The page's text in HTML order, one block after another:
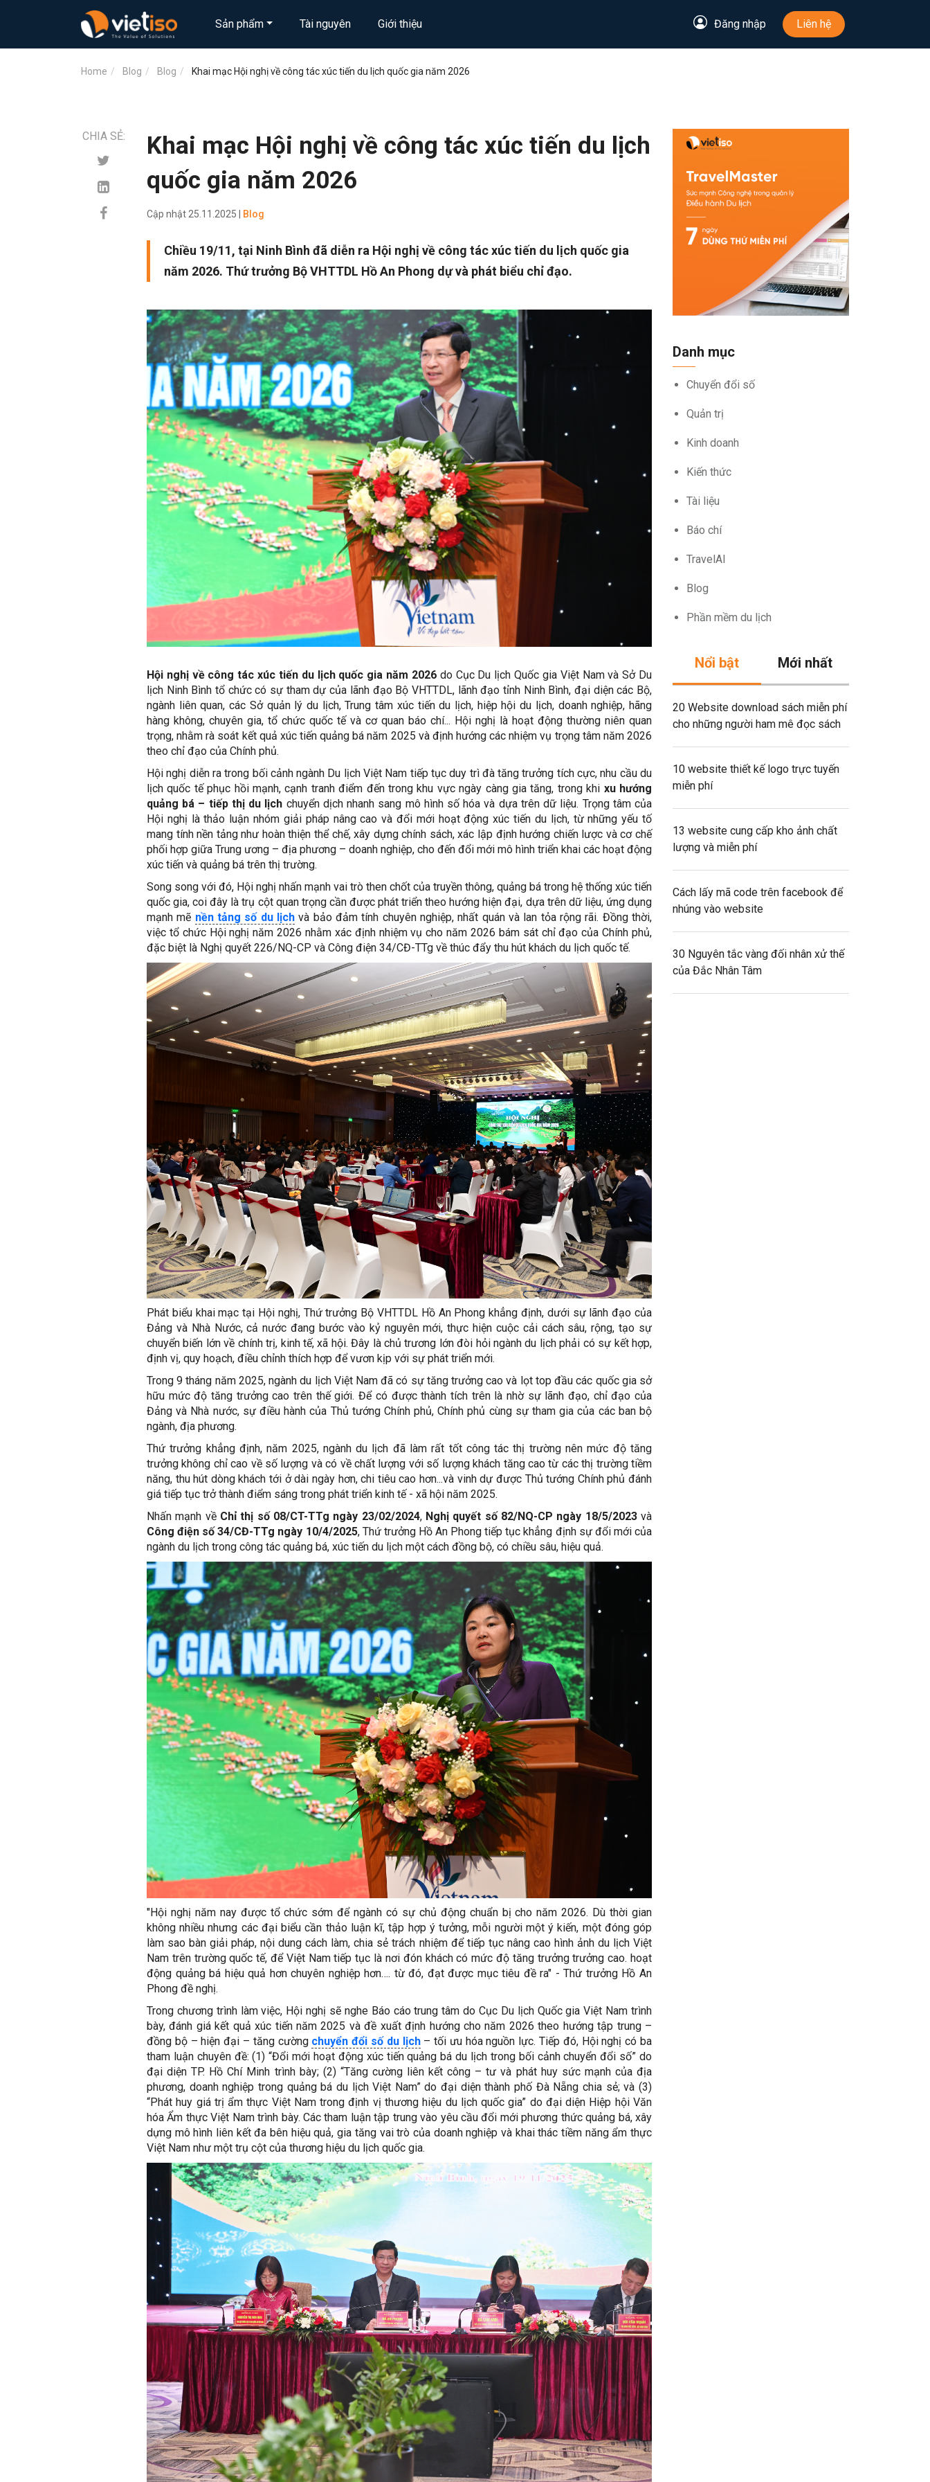
Sản phẩm Tài nguyên Giới thiệu Đăng nhập Liên hệ
Home Blog Blog Khai mạc Hội nghị về công tác xúc tiến du lịch quốc gia năm 2026
CHIA SẺ:
Khai mạc Hội nghị về công tác xúc tiến du lịch
quốc gia năm 2026
Cập nhật 25.11.2025 | Blog
Chiều 19/11, tại Ninh Bình đã diễn ra Hội nghị về công tác xúc tiến du lịch quốc gia
năm 2026. Thứ trưởng Bộ VHTTDL Hồ An Phong dự và phát biểu chỉ đạo.
Hội nghị về công tác xúc tiến du lịch quốc gia năm 2026do Cục Du lịch Quốc gia Việt Nam và Sở Du
lịch Ninh Bình tổ chức có sự tham dự của lãnh đạo Bộ VHTTDL, lãnh đạo tỉnh Ninh Bình, đại diện các Bộ,
ngành liên quan, các Sở quản lý du lịch, Trung tâm xúc tiến du lịch, hiệp hội du lịch, doanh nghiệp, hãng
hàng không, chuyên gia, tổ chức quốc tế và cơ quan báo chí... Hội nghị là hoạt động thường niên quan
trọng, nhằm rà soát kết quả xúc tiến quảng bá năm 2025 và định hướng các nhiệm vụ trọng tâm năm 2026
theo chỉ đạo của Chính phủ.
Hội nghị diễn ra trong bối cảnh ngành Du lịch Việt Nam tiếp tục duy trì đà tăng trưởng tích cực, nhu cầu du
lịch quốc tế phục hồi mạnh, cạnh tranh điểm đến trong khu vực ngày càng gia tăng, trong khi xu hướng
quảng bá – tiếp thị du lịch chuyển dịch nhanh sang mô hình số hóa và dựa trên dữ liệu. Trọng tâm của
Hội nghị là thảo luận nhóm giải pháp nâng cao và đổi mới hoạt động xúc tiến du lịch, từ những yếu tố
mang tính nền tảng như hoàn thiện thể chế, xây dựng chính sách, xác lập định hướng chiến lược và cơ chế
phối hợp giữa Trung ương – địa phương – doanh nghiệp, cho đến đổi mới mô hình triển khai các hoạt động
xúc tiến và quảng bá trên thị trường.
Song song với đó, Hội nghị nhấn mạnh vai trò then chốt của truyền thông, quảng bá trong hệ thống xúc tiến
quốc gia, coi đây là trụ cột quan trọng cần được phát triển theo hướng hiện đại, dựa trên dữ liệu, ứng dụng
mạnh mẽ nền tảng số du lịch và bảo đảm tính chuyên nghiệp, nhất quán và lan tỏa rộng rãi. Đồng thời,
việc tổ chức Hội nghị năm 2026 nhằm xác định nhiệm vụ cho năm 2026 bám sát chỉ đạo của Chính phủ,
đặc biệt là Nghị quyết 226/NQ-CP và Công điện 34/CĐ-TTg về thúc đẩy thu hút khách du lịch quốc tế.
Phát biểu khai mạc tại Hội nghị, Thứ trưởng Bộ VHTTDL Hồ An Phong khẳng định, dưới sự lãnh đạo của
Đảng và Nhà Nước, cả nước đang bước vào kỷ nguyên mới, thực hiện cuộc cải cách sâu, rộng, tạo sự
chuyển biến lớn về chính trị, kinh tế, xã hội. Đây là chủ trương lớn đòi hỏi ngành du lịch phải có sự kết hợp,
định vị, quy hoạch, điều chỉnh thích hợp để vươn kịp với sự phát triển mới.
Trong 9 tháng năm 2025, ngành du lịch Việt Nam đã có sự tăng trưởng cao và lọt top đầu các quốc gia sở
hữu mức độ tăng trưởng cao trên thế giới. Để có được thành tích trên là nhờ sự lãnh đạo, chỉ đạo của
Đảng và Nhà nước, sự điều hành của Thủ tướng Chính phủ, Chính phủ cùng sự tham gia của các ban bộ
ngành, địa phương.
Thứ trưởng khẳng định, năm 2025, ngành du lịch đã làm rất tốt công tác thị trường nên mức độ tăng
trưởng không chỉ cao về số lượng và có về chất lượng với số lượng khách tăng cao từ các thị trường tiềm
năng, thu hút dòng khách tới ở dài ngày hơn, chi tiêu cao hơn...và vinh dự được Thủ tướng Chính phủ đánh
giá tiếp tục trở thành điểm sáng trong phát triển kinh tế - xã hội năm 2025.
Nhấn mạnh về Chỉ thị số 08/CT-TTg ngày 23/02/2024, Nghị quyết số 82/NQ-CP ngày 18/5/2023và
Công điện số 34/CĐ-TTg ngày 10/4/2025, Thứ trưởng Hồ An Phong tiếp tục khẳng định sự đổi mới của
ngành du lịch trong công tác quảng bá, xúc tiến du lịch một cách đồng bộ, có chiều sâu, hiệu quả.
"Hội nghị năm nay được tổ chức sớm để ngành có sự chủ động chuẩn bị cho năm 2026. Dù thời gian
không nhiều nhưng các đại biểu cần thảo luận kĩ, tập hợp ý tưởng, mỗi người một ý kiến, một đóng góp
làm sao bàn giải pháp, nội dung cách làm, chia sẻ trách nhiệm để tiếp tục nâng cao hình ảnh du lịch Việt
Nam trên trường quốc tế, để Việt Nam tiếp tục là nơi đón khách có mức độ tăng trưởng trưởng cao. hoạt
động quảng bá hiệu quả hơn chuyên nghiệp hơn…. từ đó, đạt được mục tiêu đề ra" - Thứ trưởng Hồ An
Phong đề nghị.
Trong chương trình làm việc, Hội nghị sẽ nghe Báo cáo trung tâm do Cục Du lịch Quốc gia Việt Nam trình
bày, đánh giá kết quả xúc tiến năm 2025 và đề xuất định hướng cho năm 2026 theo hướng tập trung –
đồng bộ – hiện đại – tăng cường chuyển đổi số du lịch– tối ưu hóa nguồn lực. Tiếp đó, Hội nghị có ba
tham luận chuyên đề: (1) “Đổi mới hoạt động xúc tiến quảng bá du lịch trong bối cảnh chuyển đổi số” do
đại diện TP. Hồ Chí Minh trình bày; (2) “Tăng cường liên kết công – tư và phát huy sức mạnh của địa
phương, doanh nghiệp trong quảng bá du lịch Việt Nam” do đại diện thành phố Đà Nẵng chia sẻ; và (3)
“Phát huy giá trị ẩm thực Việt Nam trong định vị thương hiệu du lịch quốc gia” do đại diện Hiệp hội Văn
hóa Ẩm thực Việt Nam trình bày. Các tham luận tập trung vào yêu cầu đổi mới phương thức quảng bá, xây
dựng mô hình liên kết đa bên hiệu quả, gia tăng vai trò của doanh nghiệp và khai thác tiềm năng ẩm thực
Việt Nam như một trụ cột của thương hiệu du lịch quốc gia.
Danh mục
Chuyển đổi số
Quản trị
Kinh doanh
Kiến thức
Tài liệu
Báo chí
TravelAI
Blog
Phần mềm du lịch
Nổi bật Mới nhất
20 Website download sách miễn phí
cho những người ham mê đọc sách
10 website thiết kế logo trực tuyến
miễn phí
13 website cung cấp kho ảnh chất
lượng và miễn phí
Cách lấy mã code trên facebook để
nhúng vào website
30 Nguyên tắc vàng đối nhân xử thế
của Đắc Nhân Tâm